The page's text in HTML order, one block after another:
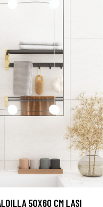
50X60 CM LASI